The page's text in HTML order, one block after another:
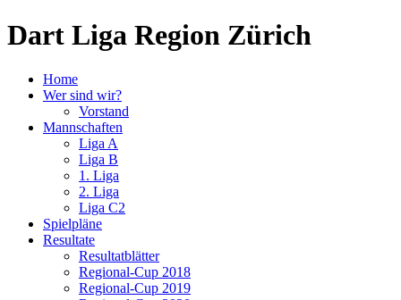
Dart Liga Region Zürich
Home
Wer sind wir?
Vorstand
Mannschaften
Liga A
Liga B
1. Liga
2. Liga
Liga C2
Spielpläne
Resultate
Resultatblätter
Regional-Cup 2018
Regional-Cup 2019